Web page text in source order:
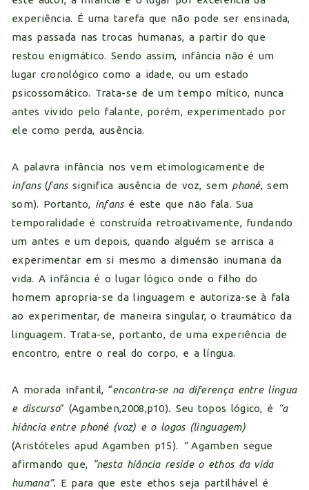
experiência. É uma tarefa que não pode ser ensinada,
mas passada nas trocas humanas, a partir do que
restou enigmático. Sendo assim, infância não é um
lugar cronológico como a idade, ou um estado
psicossomático. Trata-se de um tempo mítico, nunca
antes vivido pelo falante, porém, experimentado por
ele como perda, ausência.
A palavra infância nos vem etimologicamente de
infans(fanssignifica ausência de voz, sem phoné, sem
som). Portanto, infansé este que não fala. Sua
temporalidade é construída retroativamente, fundando
um antes e um depois, quando alguém se arrisca a
experimentar em si mesmo a dimensão inumana da
vida. A infância é o lugar lógico onde o filho do
homem apropria-se da linguagem e autoriza-se à fala
ao experimentar, de maneira singular, o traumático da
linguagem. Trata-se, portanto, de uma experiência de
encontro, entre o real do corpo, e a língua.
A morada infantil, “encontra-se na diferença entre língua
e discurso” (Agamben,2008,p10). Seu topos lógico, é “a
hiância entre phoné (voz) e o logos (linguagem)
(Aristóteles apud Agamben p15). ”Agamben segue
afirmando que, “nesta hiância reside o ethos da vida
humana”. E para que este ethos seja partilhável é